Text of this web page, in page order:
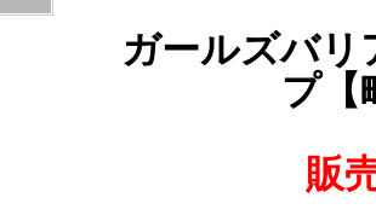
ガールズバ
プ【
販